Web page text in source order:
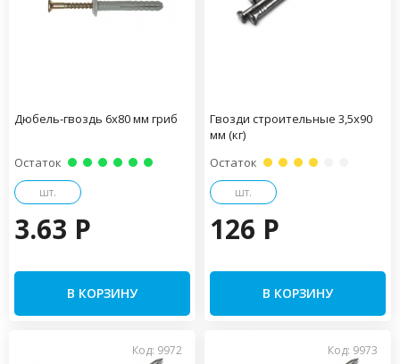
Дюбель-гвоздь 6х80 мм гриб
Остаток
шт.
3.63 P
В КОРЗИНУ
Гвозди строительные 3,5х90
мм (кг)
Остаток
шт.
126 P
В КОРЗИНУ
Код: 9972 Код: 9973